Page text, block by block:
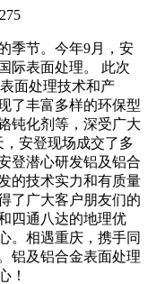
季节。今年9月，安
际表面处理。 此次
面处理技术和产
了丰富多样的环保型
钝化剂等，深受广大
安登现场成交了多
登潜心研发铝及铝合
的技术实力和有质量
了广大客户朋友们的
四通八达的地理优
。相遇重庆，携手同
铝及铝合金表面处理
！